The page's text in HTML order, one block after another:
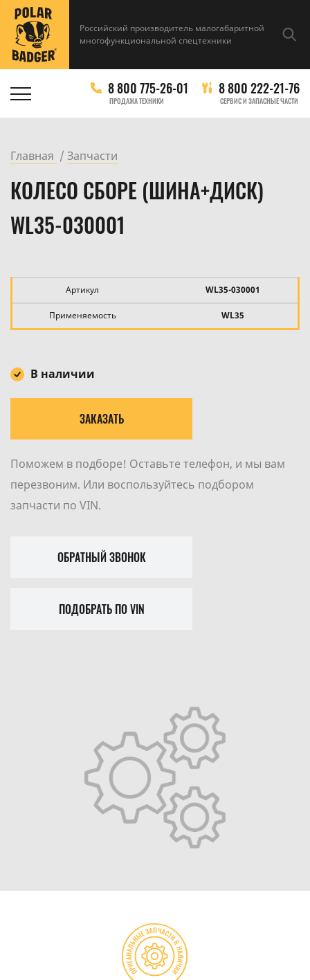
Российский производитель малогабаритной
многофункциональной спецтехники
8 800 775-26-01
ПРОДАЖА ТЕХНИКИ
8 800 222-21-76
СЕРВИС И ЗАПАСНЫЕ ЧАСТИ
Главная Запчасти
КОЛЕСО СБОРЕ (ШИНА+ДИСК)
WL35-030001
Артикул WL35-030001
Применяемость WL35
В наличии
ЗАКАЗАТЬ
Поможем в подборе! Оставьте телефон, и мы вам
перезвоним. Или воспользуйтесь подбором
запчасти по VIN.
ОБРАТНЫЙ ЗВОНОК
ПОДОБРАТЬ ПО VIN